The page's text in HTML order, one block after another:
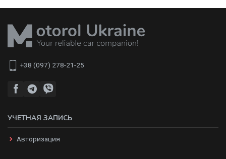
+38 (097) 278-21-25
УЧЕТНАЯ ЗАПИСЬ
Авторизация